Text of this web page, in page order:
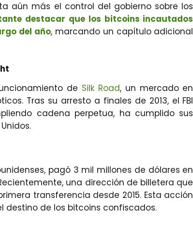
aún más el control del gobierno sobre los
destacar que los bitcoins incautados
del año, marcando un capítulo adicional
de Silk Road, un mercado en
Tras su arresto a finales de 2013, el FBI
cadena perpetua, ha cumplido sus
pagó 3 mil millones de dólares en
una dirección de billetera que
transferencia desde 2015. Esta acción
destino de los bitcoins confiscados.